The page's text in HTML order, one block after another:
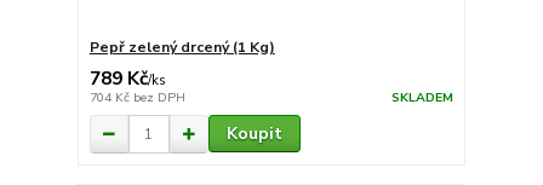
Pepř zelený drcený (1 Kg)
789 Kč/ks
704 Kč bez DPH SKLADEM
Koupit